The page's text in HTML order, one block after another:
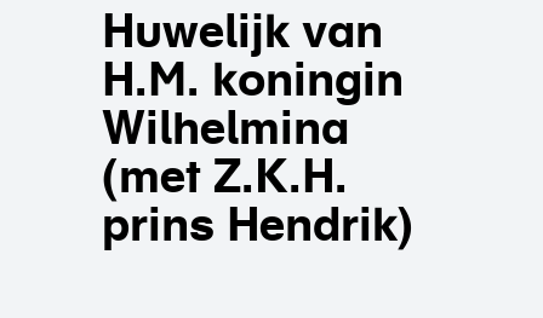
Huwelijk van
H.M. koningin
Wilhelmina
(met Z.K.H.
prins Hendrik)